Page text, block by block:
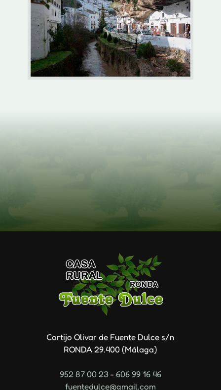
Cortijo Olivar de Fuente Dulce s/n
RONDA 29.400 (Málaga)
952 87 00 23- 606 99 16 46
fuentedulce@gmail.com